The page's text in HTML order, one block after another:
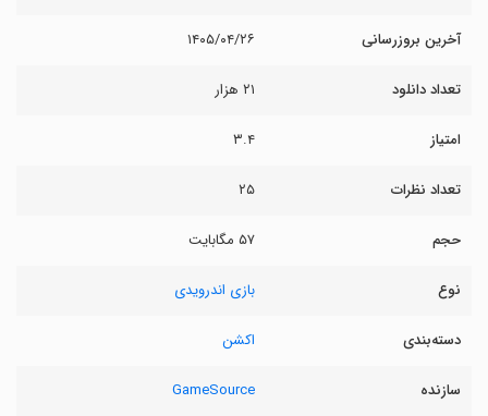
آخرین بروزرسانی ۱۴۰۵/۰۴/۲۶
تعداد دانلود ۲۱ هزار
امتیاز ۳.۴
تعداد نظرات ۲۵
حجم ۵۷ مگابایت
نوع بازی اندرویدی
دسته‌بندی اکشن
سازنده GameSource